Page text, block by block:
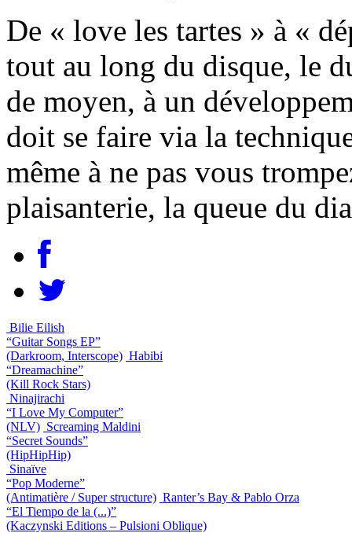
De « love les tartes » à «
tout au long du disque, le
de moyen, à un
doit se faire via la
même à ne pas vous
plaisanterie, la queue du
Bilie Eilish
“Guitar Songs EP”
(Darkroom, Interscope) Habibi
“Dreamachine”
(Kill Rock Stars)
Ninajirachi
“I Love My Computer”
(NLV) Screaming Maldini
“Secret Sounds”
(HipHipHip)
Sinaïve
“Pop Moderne”
(Antimatière / Super structure) Ranter’s Bay & Pablo Orza
“El Tiempo de la (...)”
(Kaczynski Editions – Pulsioni Oblique)